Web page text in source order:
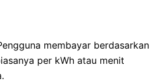
membayar berdasarkan
per kWh atau menit